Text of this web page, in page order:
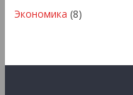
Экономика (8)